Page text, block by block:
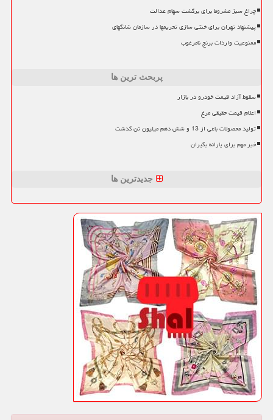
چراغ سبز مشروط برای برگشت سهام عدالت
پیشنهاد تهران برای خنثی سازی تحریمها در سازمان شانگهای
ممنوعیت واردات برنج نامرغوب
پربحث ترین ها
سقوط آزاد قیمت خودرو در بازار
اعلام قیمت حقیقی مرغ
تولید محصولات باغی از 13 و شش دهم میلیون تن گذشت
خبر مهم برای یارانه بگیران
جدیدترین ها